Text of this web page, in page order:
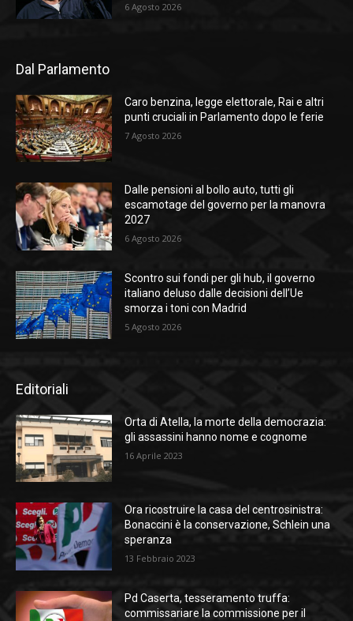
6 Agosto 2026
Dal Parlamento
Caro benzina, legge elettorale, Rai e altri
punti cruciali in Parlamento dopo le ferie
7 Agosto 2026
Dalle pensioni al bollo auto, tutti gli
escamotage del governo per la manovra
2027
6 Agosto 2026
Scontro sui fondi per gli hub, il governo
italiano deluso dalle decisioni dell’Ue
smorza i toni con Madrid
5 Agosto 2026
Editoriali
Orta di Atella, la morte della democrazia:
gli assassini hanno nome e cognome
16 Aprile 2023
Ora ricostruire la casa del centrosinistra:
Bonaccini è la conservazione, Schlein una
speranza
13 Febbraio 2023
Pd Caserta, tesseramento truffa:
commissariare la commissione per il